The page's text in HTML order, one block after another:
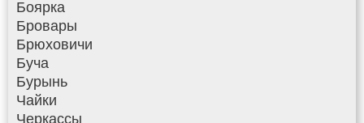
Боярка
Бровары
Брюховичи
Буча
Бурынь
Чайки
Черкассы